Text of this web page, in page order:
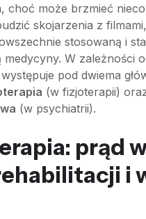
choć może brzmieć nieco
skojarzenia z
stosowaną i
medycyny. W zależności
pod dwiema
(w fizjoterapii)
(w psychiatrii).
prąd
i